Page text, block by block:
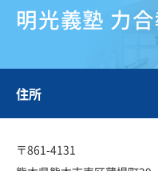
明光義塾 力
住所
〒861-4131